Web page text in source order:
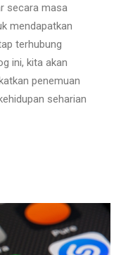
secara masa
mendapatkan
terhubung
ini, kita akan
penemuan
seharian